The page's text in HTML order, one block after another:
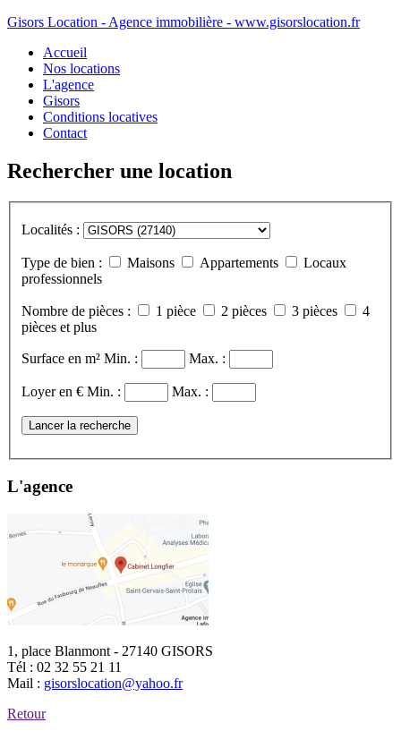
Gisors Location - Agence immobilière - www.gisorslocation.fr
Accueil
Nos locations
L'agence
Gisors
Conditions locatives
Contact
Rechercher une location
Localités :
Type de bien : Maisons Appartements
Locaux
professionnels
Nombre de pièces : 1 pièce 2 pièces 3 pièces
4
pièces et plus
Surface en m² Min. : Max. :
Loyer en € Min. : Max. :
Lancer la recherche
L'agence
1, place Blanmont - 27140 GISORS
Tél : 02 32 55 21 11
Mail : gisorslocation@yahoo.fr
Retour